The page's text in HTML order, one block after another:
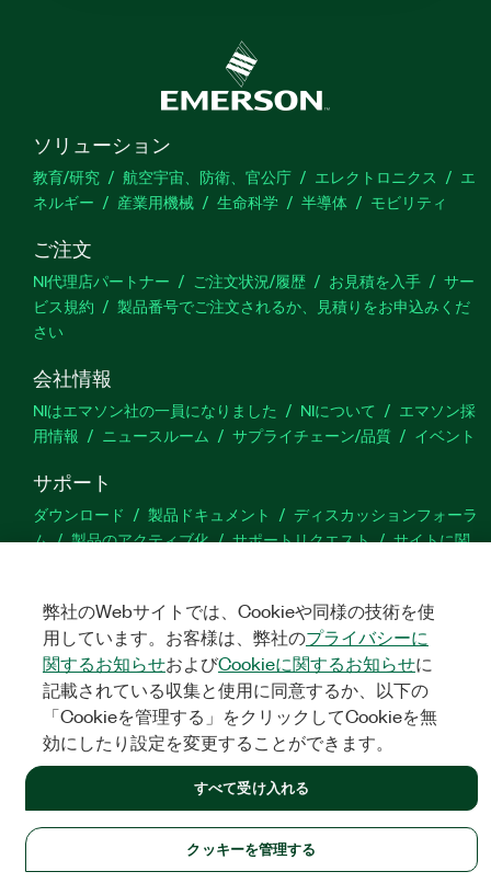
ソリューション
教育/研究 航空宇宙、防衛、官公庁 エレクトロニクス
エ
ネルギー
産業用機械 生命科学 半導体 モビリティ
ご注文
NI代理店パートナー ご注文状況/履歴 お見積を入手
サー
ビス規約
製品番号でご注文されるか、見積りをお申込みくだ
さい
会社情報
NIはエマソン社の一員になりました NIについて
エマソン採
用情報
ニュースルーム サプライチェーン/品質 イベント
サポート
ダウンロード 製品ドキュメント
ディスカッションフォーラ
ム
製品のアクティブ化 サポートリクエスト
サイトに関
TwitterYouTube
法令関連情報|IMPRINT|プライバシー|クッキーを管理する
NATIONAL INSTRUMENTS CORP. ALL RIGHTS RESERVED.
弊社のWebサイトでは、Cookieや同様の技術を使
用しています。お客様は、弊社のプライバシーに
関するお知らせおよびCookieに関するお知らせに
記載されている収集と使用に同意するか、以下の
「Cookieを管理する」をクリックしてCookieを無
効にしたり設定を変更することができます。
クッキーを管理する
すべて受け入れる